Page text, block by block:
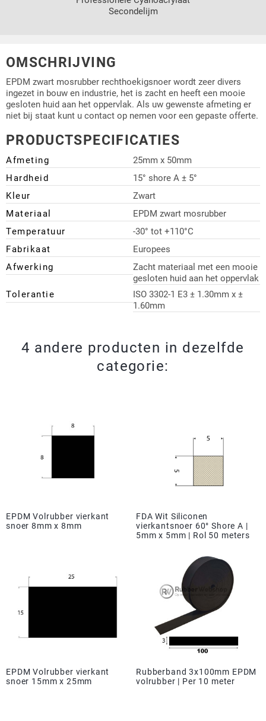
Secondelijm
OMSCHRIJVING
EPDM zwart mosrubber rechthoekigsnoer wordt zeer divers
ingezet in bouw en industrie, het is zacht en heeft een mooie
gesloten huid aan het oppervlak. Als uw gewenste afmeting er
niet bij staat kunt u contact op nemen voor een gepaste offerte.
PRODUCTSPECIFICATIES
Afmeting
25mm x 50mm
Hardheid
15° shore A ± 5°
Kleur
Zwart
Materiaal
EPDM zwart mosrubber
Temperatuur
-30° tot +110°C
Fabrikaat
Europees
Afwerking
Zacht materiaal met een mooie
gesloten huid aan het oppervlak
Tolerantie
ISO 3302-1 E3 ± 1.30mm x ±
1.60mm
4 andere producten in dezelfde
categorie:
EPDM Volrubber vierkant
snoer 8mm x 8mm
FDA Wit Siliconen
vierkantsnoer 60° Shore A |
5mm x 5mm | Rol 50 meters
EPDM Volrubber vierkant
snoer 15mm x 25mm
Rubberband 3x100mm EPDM
volrubber | Per 10 meter